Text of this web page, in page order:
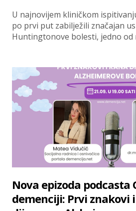
U najnovijem kliničkom
po prvi put zabilježili značajan
Huntingtonove bolesti, jedno od
Nova epizoda podcasta
demenciji: Prvi znakovi